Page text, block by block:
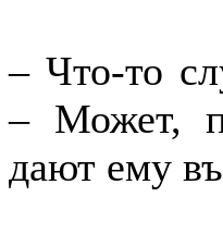
– Что-то
– Может,
дают ему